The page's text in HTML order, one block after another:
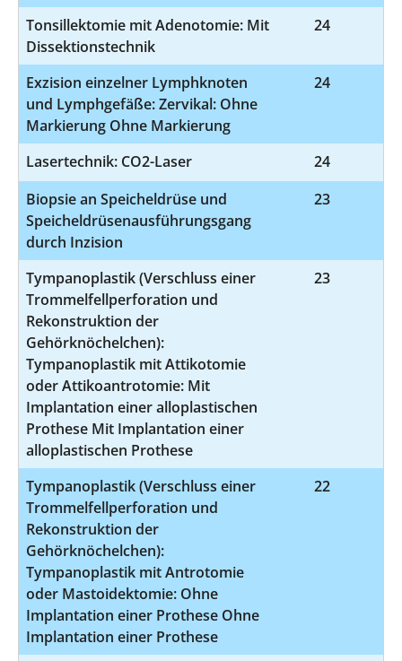
Tonsillektomie mit Adenotomie: Mit
Dissektionstechnik
24
Exzision einzelner Lymphknoten
und Lymphgefäße: Zervikal: Ohne
Markierung Ohne Markierung
24
Lasertechnik: CO2-Laser 24
Biopsie an Speicheldrüse und
Speicheldrüsenausführungsgang
durch Inzision
23
Tympanoplastik (Verschluss einer
Trommelfellperforation und
Rekonstruktion der
Gehörknöchelchen):
Tympanoplastik mit Attikotomie
oder Attikoantrotomie: Mit
Implantation einer alloplastischen
Prothese Mit Implantation einer
alloplastischen Prothese
23
Tympanoplastik (Verschluss einer
Trommelfellperforation und
Rekonstruktion der
Gehörknöchelchen):
Tympanoplastik mit Antrotomie
oder Mastoidektomie: Ohne
Implantation einer Prothese Ohne
Implantation einer Prothese
22